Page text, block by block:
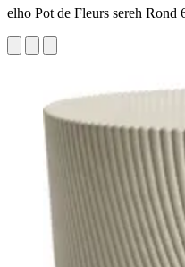
elho Pot de Fleurs sereh Rond